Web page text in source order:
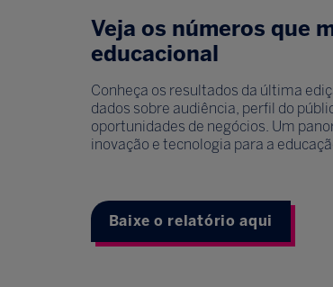
Veja os números que
educacional
Conheça os resultados da última
dados sobre audiência, perfil do
oportunidades de negócios. Um
inovação e tecnologia para a
Baixe o relatório aqui